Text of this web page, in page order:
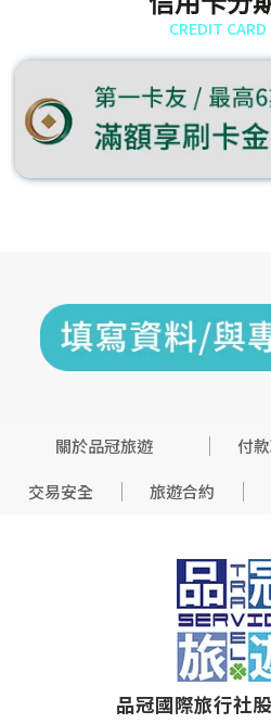
CREDIT CARD
關於品冠旅遊 付
交易安全
旅遊合約
品冠國際旅行社